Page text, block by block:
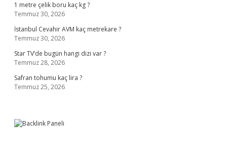
1 metre çelik boru kaç kg ?
Temmuz 30, 2026
İstanbul Cevahir AVM kaç metrekare ?
Temmuz 30, 2026
Star TV’de bugün hangi dizi var ?
Temmuz 28, 2026
Safran tohumu kaç lira ?
Temmuz 25, 2026